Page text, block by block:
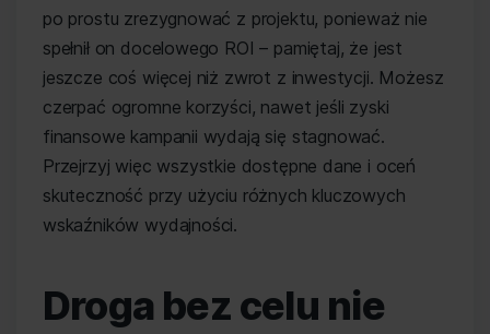
po prostu zrezygnować z projektu, ponieważ nie
spełnił on docelowego ROI – pamiętaj, że jest
jeszcze coś więcej niż zwrot z inwestycji. Możesz
czerpać ogromne korzyści, nawet jeśli zyski
finansowe kampanii wydają się stagnować.
Przejrzyj więc wszystkie dostępne dane i oceń
skuteczność przy użyciu różnych kluczowych
wskaźników wydajności.
Droga bez celu nie